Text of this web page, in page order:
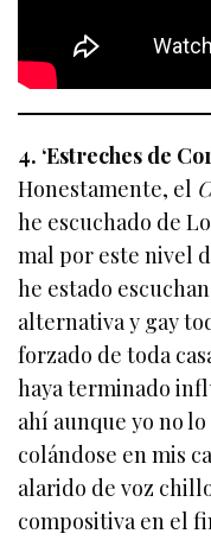
4. ‘Estreches de
Honestamente, el
he escuchado de
mal por este nivel
he estado
alternativa y gay
forzado de toda
haya terminado
ahí aunque yo no
colándose en mis
alarido de voz
compositiva en el